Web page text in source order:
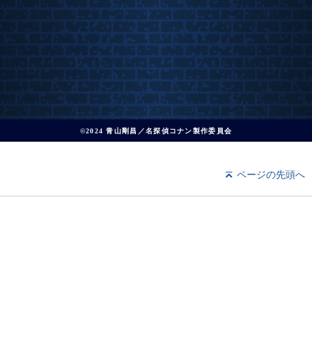
©2024 青山剛昌／名探偵コナン製作委員会
ページの先頭へ